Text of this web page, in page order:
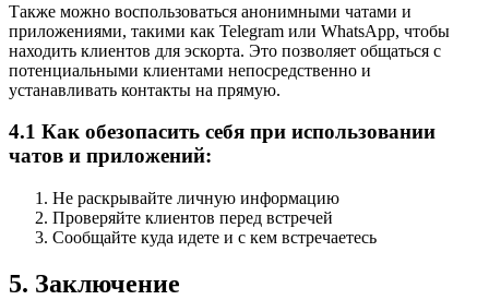
Также можно воспользоваться анонимными чатами и
приложениями, такими как Telegram или WhatsApp, чтобы
находить клиентов для эскорта. Это позволяет общаться с
потенциальными клиентами непосредственно и
устанавливать контакты на прямую.
4.1 Как обезопасить себя при использовании
чатов и приложений:
Не раскрывайте личную информацию
Проверяйте клиентов перед встречей
Сообщайте куда идете и с кем встречаетесь
5. Заключение